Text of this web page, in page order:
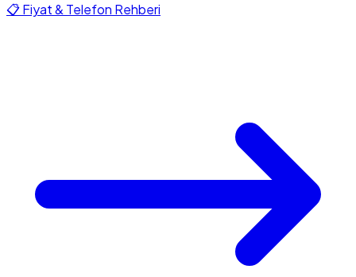
📋 Fiyat & Telefon Rehberi